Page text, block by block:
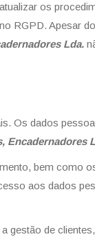
os
RGPD. Apesar
Lda.
Os dados
Encadernadores
bem como
aos dados
gestão de